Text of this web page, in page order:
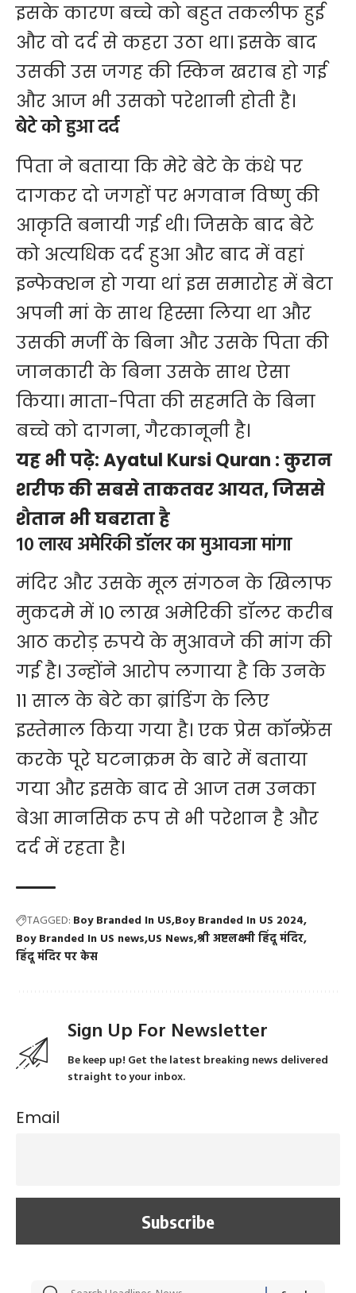
इसके कारण बच्चे को बहुत तकलीफ हुई
और वो दर्द से कहरा उठा था। इसके बाद
उसकी उस जगह की स्किन खराब हो गई
और आज भी उसको परेशानी होती है।
बेटे को हुआ दर्द
पिता ने बताया कि मेरे बेटे के कंधे पर
दागकर दो जगहों पर भगवान विष्णु की
आकृति बनायी गई थी। जिसके बाद बेटे
को अत्यधिक दर्द हुआ और बाद में वहां
इन्फेक्शन हो गया थां इस समारोह में बेटा
अपनी मां के साथ हिस्सा लिया था और
उसकी मर्जी के बिना और उसके पिता की
जानकारी के बिना उसके साथ ऐसा
किया। माता-पिता की सहमति के बिना
बच्चे को दागना, गैरकानूनी है।
यह भी पढ़े:Ayatul Kursi Quran : कुरान
शरीफ की सबसे ताकतवर आयत, जिससे
शैतान भी घबराता है
10 लाख अमेरिकी डॉलर का मुआवजा मांगा
मंदिर और उसके मूल संगठन के खिलाफ
मुकदमे में 10 लाख अमेरिकी डॉलर करीब
आठ करोड़ रुपये के मुआवजे की मांग की
गई है। उन्होंने आरोप लगाया है कि उनके
11 साल के बेटे का ब्रांडिंग के लिए
इस्तेमाल किया गया है। एक प्रेस कॉन्फ्रेंस
करके पूरे घटनाक्रम के बारे में बताया
गया और इसके बाद से आज तम उनका
बेआ मानसिक रूप से भी परेशान है और
दर्द में रहता है।
TAGGED: Boy Branded In US Boy Branded In US 2024
Boy Branded In US news US News श्री अष्टलक्ष्मी हिंदू मंदिर
हिंदू मंदिर पर केस
Sign Up For Newsletter
Be keep up! Get the latest breaking news delivered
straight to your inbox.
Email